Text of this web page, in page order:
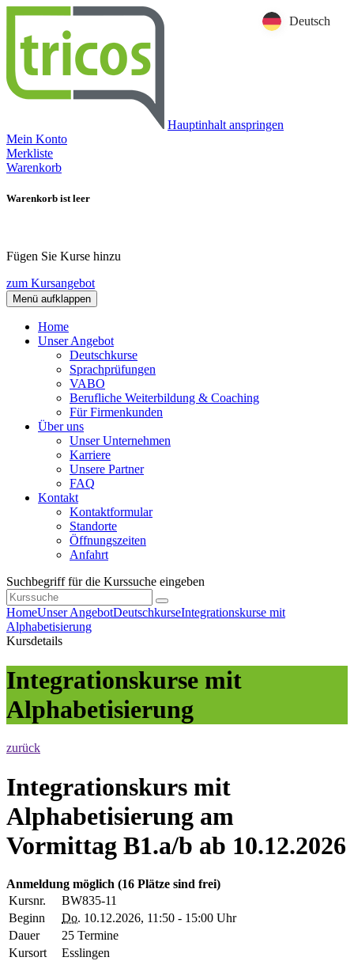
Hauptinhalt anspringen
Mein Konto
Merkliste
Warenkorb
Warenkorb ist leer
Fügen Sie Kurse hinzu
zum Kursangebot
Menü aufklappen
Home
Unser Angebot
Deutschkurse
Sprachprüfungen
VABO
Berufliche Weiterbildung & Coaching
Für Firmenkunden
Über uns
Unser Unternehmen
Karriere
Unsere Partner
FAQ
Kontakt
Kontaktformular
Standorte
Öffnungszeiten
Anfahrt
Suchbegriff für die Kurssuche eingeben
HomeUnser AngebotDeutschkurseIntegrationskurse mit
Alphabetisierung
Kursdetails
Integrationskurse mit
Alphabetisierung
zurück
Integrationskurs mit
Alphabetisierung am
Vormittag B1.a/b ab 10.12.2026
Anmeldung möglich (16 Plätze sind frei)
Kursnr.
BW835-11
Beginn
Do. 10.12.2026, 11:50 - 15:00 Uhr
Dauer
25 Termine
Kursort
Esslingen
Deutsch